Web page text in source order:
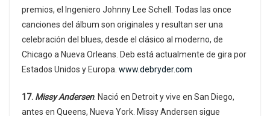
premios, el Ingeniero Johnny Lee Schell. Todas las once
canciones del álbum son originales y resultan ser una
celebración del blues, desde el clásico al moderno, de
Chicago a Nueva Orleans. Deb está actualmente de gira por
Estados Unidos y Europa. www.debryder.com
17. Missy Andersen. Nació en Detroit y vive en San Diego,
antes en Queens, Nueva York. Missy Andersen sigue